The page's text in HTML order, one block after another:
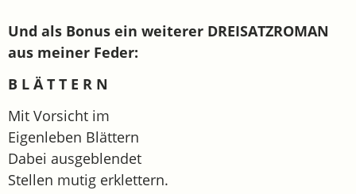
Und als Bonus ein weiterer DREISATZROMAN
aus meiner Feder:
B L Ä T T E R N
Mit Vorsicht im
Eigenleben Blättern
Dabei ausgeblendet
Stellen mutig erklettern.